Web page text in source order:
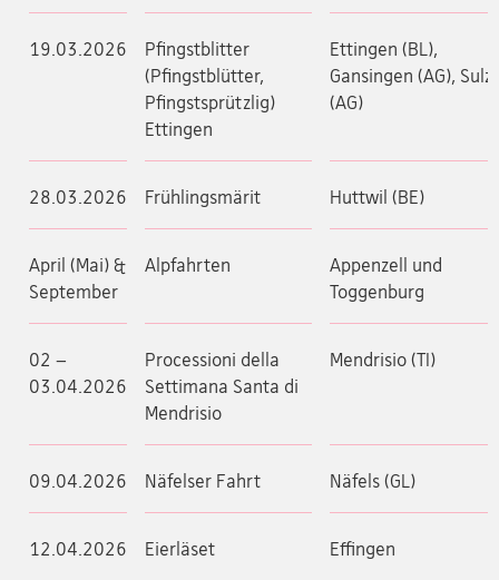
19.03.2026
Pfingstblitter
(Pfingstblütter,
Pfingstsprützlig)
Ettingen
Ettingen (BL),
Gansingen (AG), Sulz
(AG)
28.03.2026 Frühlingsmärit Huttwil (BE)
April (Mai) &
September
Alpfahrten
Appenzell und
Toggenburg
02 –
03.04.2026
Processioni della
Settimana Santa di
Mendrisio
Mendrisio (TI)
09.04.2026 Näfelser Fahrt Näfels (GL)
12.04.2026 Eierläset Effingen